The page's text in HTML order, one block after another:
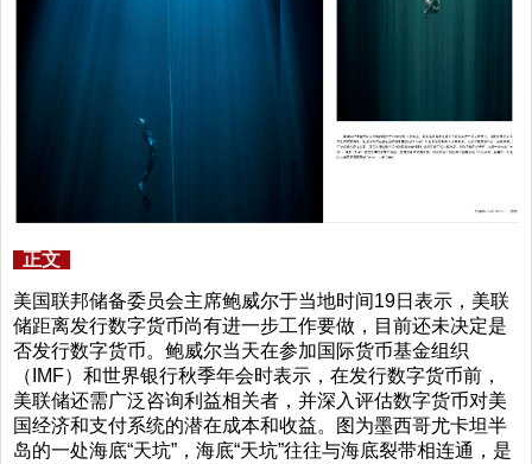
正文
美国联邦储备委员会主席鲍威尔于当地时间19日表示，美联
储距离发行数字货币尚有进一步工作要做，目前还未决定是
否发行数字货币。鲍威尔当天在参加国际货币基金组织
（IMF）和世界银行秋季年会时表示，在发行数字货币前，
美联储还需广泛咨询利益相关者，并深入评估数字货币对美
国经济和支付系统的潜在成本和收益。图为墨西哥尤卡坦半
岛的一处海底“天坑”，海底“天坑”往往与海底裂带相连通，是